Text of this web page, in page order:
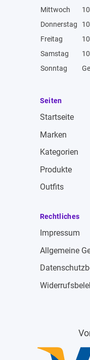
Mittwoch
Donnerstag
Freitag
Samstag
Sonntag
Seiten
Startseite
Marken
Kategorien
Produkte
Outfits
Rechtliches
Impressum
Allgemeine